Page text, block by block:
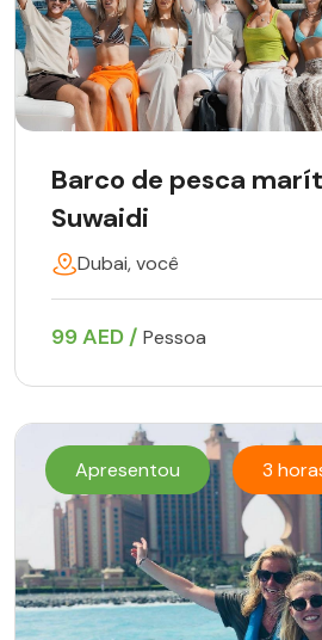
Barco de pesca
Suwaidi
Dubai, você
99 AED / Pessoa
Apresentou 3